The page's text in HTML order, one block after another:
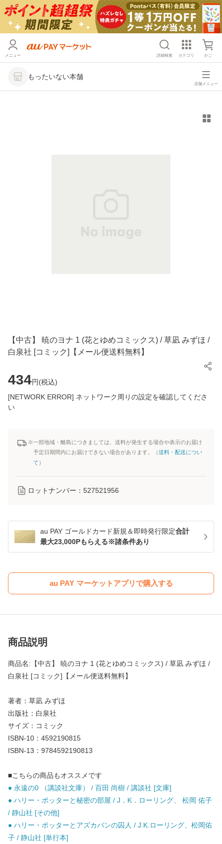
メニュー 詳細検索 カテゴリ かご
もったいない本舗
店舗メニュー
【中古】 暁のヨナ 1 (花とゆめコミックス) / 草凪 みずほ /
白泉社 [コミック]【メール便送料無料】
434円(税込)
[NETWORK ERROR] ネットワーク周りの設定を確認してくださ
い
※一部地域・離島につきましては、送料が発生する場合や表示のお届け
予定日期間内にお届けできない場合があります。（送料・配送につい
て ）
ロットナンバー： 527521956
au PAY ゴールドカード新規＆即時発行限定合計
最大23,000Pもらえる※諸条件あり
au PAY マーケットアプリで購入する
商品説明
商品名:【中古】 暁のヨナ 1 (花とゆめコミックス) / 草凪 みずほ /
白泉社 [コミック]【メール便送料無料】
著者：草凪 みずほ
出版社：白泉社
サイズ：コミック
ISBN-10：4592190815
ISBN-13：9784592190813
■こちらの商品もオススメです
● 永遠の0 （講談社文庫） / 百田 尚樹 / 講談社 [文庫]
● ハリー・ポッターと秘密の部屋 / J．K．ローリング、 松岡 佑子
/ 静山社 [その他]
● ハリー・ポッターとアズカバンの囚人 / J.K.ローリング、松岡佑
子 / 静山社 [単行本]